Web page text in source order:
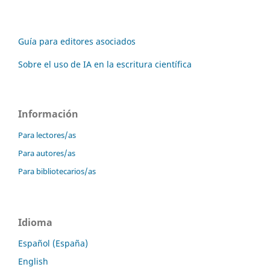
Guía para editores asociados
Sobre el uso de IA en la escritura científica
Información
Para lectores/as
Para autores/as
Para bibliotecarios/as
Idioma
Español (España)
English